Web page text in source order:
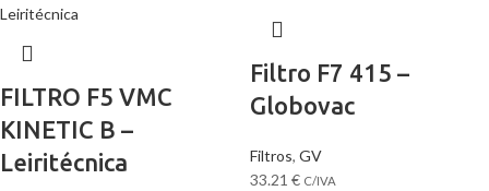
FILTRO F5 VMC
KINETIC B –
Leiritécnica
Filtro F7 415 –
Globovac
Filtros, GV
33.21 € C/IVA